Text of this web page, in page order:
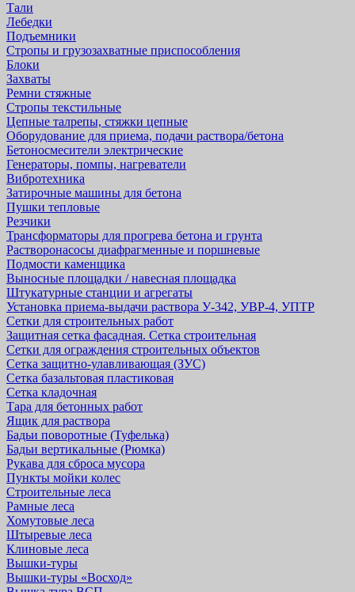
Тали
Лебедки
Подъемники
Стропы и грузозахватные приспособления
Блоки
Захваты
Ремни стяжные
Стропы текстильные
Цепные талрепы, стяжки цепные
Оборудование для приема, подачи раствора/бетона
Бетоносмесители электрические
Генераторы, помпы, нагреватели
Вибротехника
Затирочные машины для бетона
Пушки тепловые
Резчики
Трансформаторы для прогрева бетона и грунта
Растворонасосы диафрагменные и поршневые
Подмости каменщика
Выносные площадки / навесная площадка
Штукатурные станции и агрегаты
Установка приема-выдачи раствора У-342, УВР-4, УПТР
Сетки для строительных работ
Защитная cетка фасадная. Сетка строительная
Сетки для ограждения строительных объектов
Сетка защитно-улавливающая (ЗУС)
Сетка базальтовая пластиковая
Сетка кладочная
Тара для бетонных работ
Ящик для раствора
Бадьи поворотные (Туфелька)
Бадьи вертикальные (Рюмка)
Рукава для сброса мусора
Пункты мойки колес
Строительные леса
Рамные леса
Хомутовые леса
Штыревые леса
Клиновые леса
Вышки-туры
Вышки-туры «Восход»